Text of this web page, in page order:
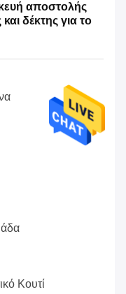
αποστολής
δέκτης για το
Κουτί